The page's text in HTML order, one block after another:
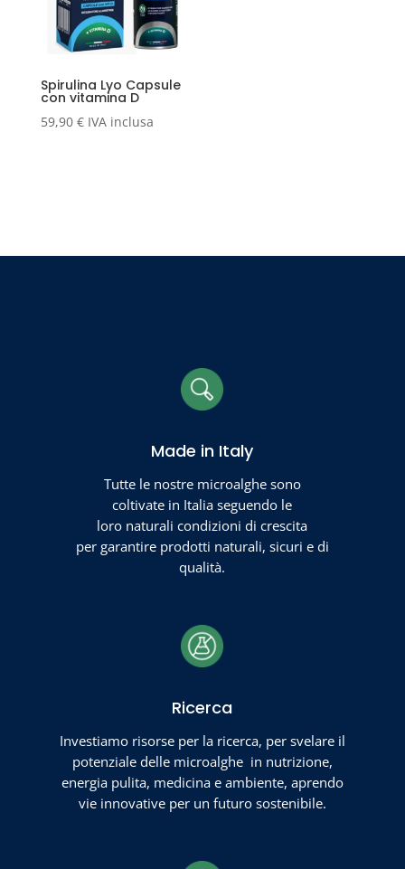
Spirulina Lyo Capsule
con vitamina D
59,90 € IVA inclusa
Made in Italy
Tutte le nostre microalghe sono
coltivate in Italia seguendo le
loro naturali condizioni di crescita
per garantire prodotti naturali, sicuri e di
qualità.
Ricerca
Investiamo risorse per la ricerca, per svelare il
potenziale delle microalghe in nutrizione,
energia pulita, medicina e ambiente, aprendo
vie innovative per un futuro sostenibile.